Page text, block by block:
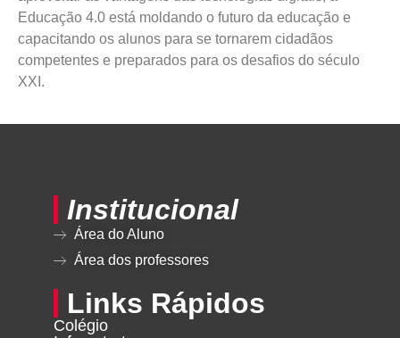
Educação 4.0 está moldando o futuro da educação e
capacitando os alunos para se tornarem cidadãos
competentes e preparados para os desafios do século
XXI.
Institucional
Área do Aluno
Área dos professores
Links Rápidos
Colégio